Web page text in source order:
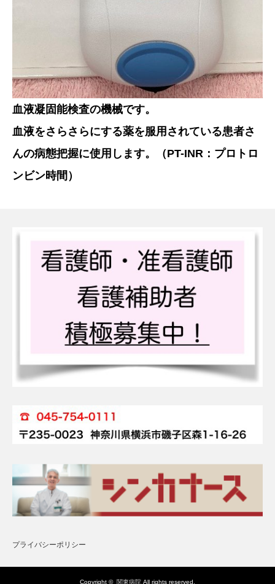
血液凝固能検査の機械です。
血液をさらさらにする薬を服用されている患者さ
んの病態把握に使用します。（PT-INR：プロトロ
ンビン時間）
プライバシーポリシー
Copyright © 関東病院 All rights reserved.